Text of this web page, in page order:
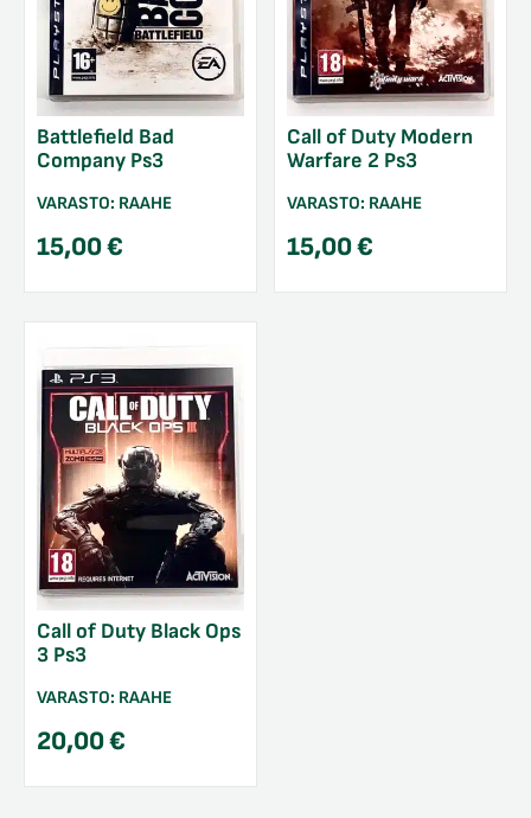
Battlefield Bad
Company Ps3
VARASTO: RAAHE
15,00€
Call of Duty Modern
Warfare 2 Ps3
VARASTO: RAAHE
15,00€
Call of Duty Black Ops
3 Ps3
VARASTO: RAAHE
20,00€